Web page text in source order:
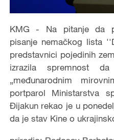
KMG - Na pitanje da
pisanje nemačkog lista
predstavnici pojedinih
izrazila spremnost
„međunarodnim
portparol Ministarstva
Đijakun rekao je u
da je stav Kine o